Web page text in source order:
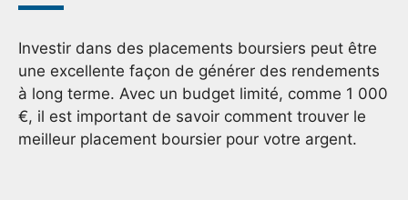
Investir dans des placements boursiers peut être
une excellente façon de générer des rendements
à long terme. Avec un budget limité, comme 1 000
€, il est important de savoir comment trouver le
meilleur placement boursier pour votre argent.